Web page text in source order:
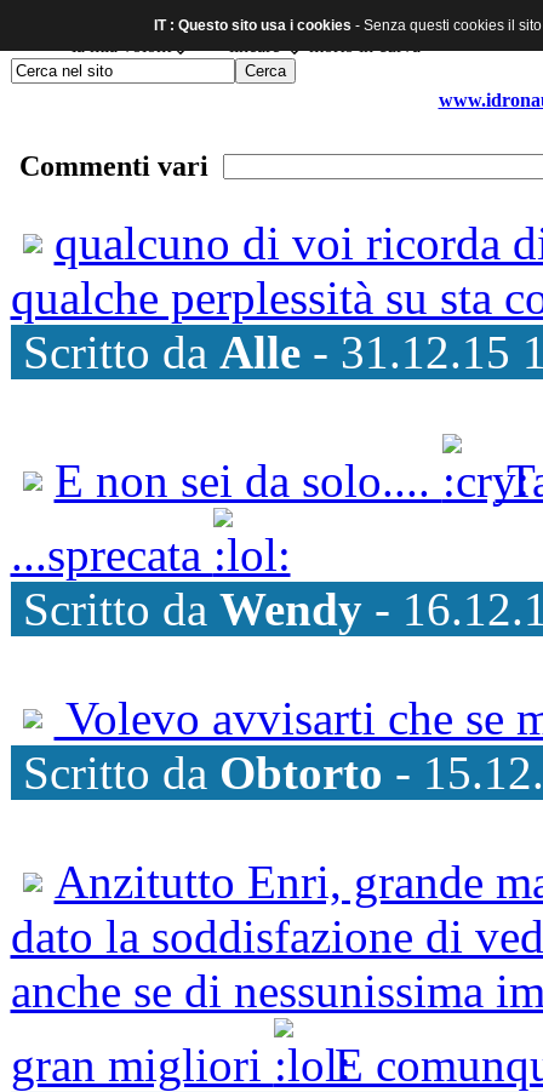
Commenti vari
qualcuno di voi ricorda
qualche perplessità su sta
Scritto da Alle- 31.12.15
E non sei da solo....
...sprecata
Scritto da Wendy-
Volevo avvisarti che se
Scritto da Obtorto -
Anzitutto Enri, grande
dato la soddisfazione di
anche se di nessunissima
gran migliori
E
IT : Questo sito usa i cookies - Senza questi cookies il